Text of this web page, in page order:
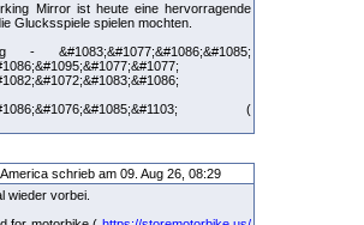
Mirror ist heute eine hervorragende
Glucksspiele spielen mochten.
(
schrieb am 09. Aug 26, 08:29
wieder vorbei.